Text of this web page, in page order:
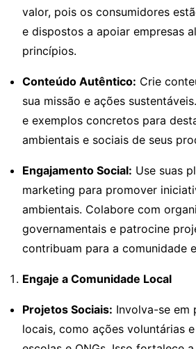
valor, pois os consumidores
e dispostos a apoiar empresas
princípios.
Conteúdo Autêntico: Crie
sua missão e ações
e exemplos concretos para
ambientais e sociais de seus
Engajamento Social: Use suas
marketing para promover
ambientais. Colabore com
governamentais e patrocine
contribuam para a comunidade
Engaje a Comunidade Local
Projetos Sociais: Involva-se em
locais, como ações voluntárias